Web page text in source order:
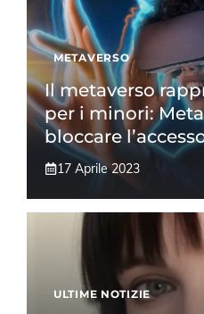
METAVERSO
Il metaverso
per i minori:
bloccare
17 Aprile 2023
ULTIME NOTIZIE